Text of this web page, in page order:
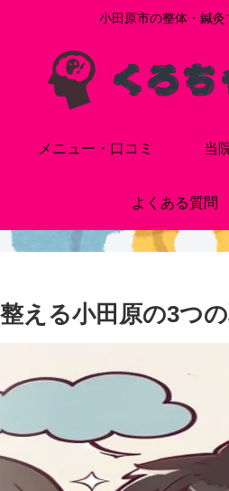
小田原市の整体・鍼
メニュー・口コミ 当
よくある質問
える小田原の3つ